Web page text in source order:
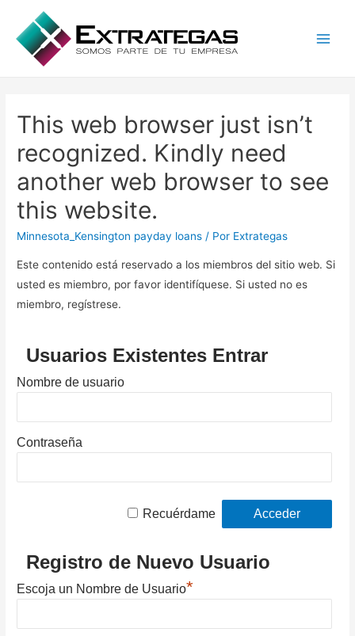
This web browser just isn’t
recognized. Kindly need
another web browser to see
this website.
Minnesota_Kensington payday loans / Por Extrategas
Este contenido está reservado a los miembros del sitio web. Si
usted es miembro, por favor identifíquese. Si usted no es
miembro, regístrese.
Usuarios Existentes Entrar
Nombre de usuario
Contraseña
Recuérdame
Registro de Nuevo Usuario
Escoja un Nombre de Usuario*